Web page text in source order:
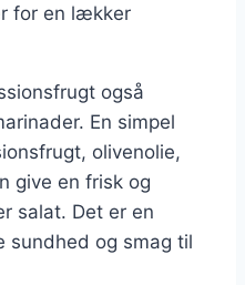
for en lækker
også
En simpel
olivenolie,
give en frisk og
salat. Det er en
sundhed og smag til